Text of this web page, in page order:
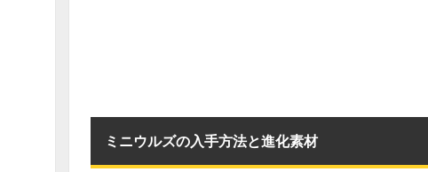
ミニウルズの入手方法と進化素材